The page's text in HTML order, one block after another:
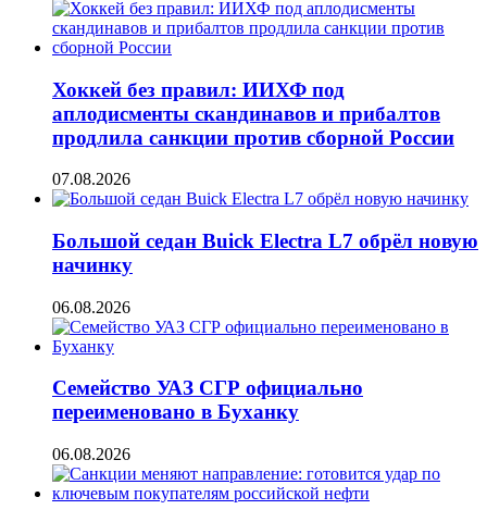
Хоккей без правил: ИИХФ под
аплодисменты скандинавов и прибалтов
продлила санкции против сборной России
07.08.2026
Большой седан Buick Electra L7 обрёл новую
начинку
06.08.2026
Семейство УАЗ СГР официально
переименовано в Буханку
06.08.2026